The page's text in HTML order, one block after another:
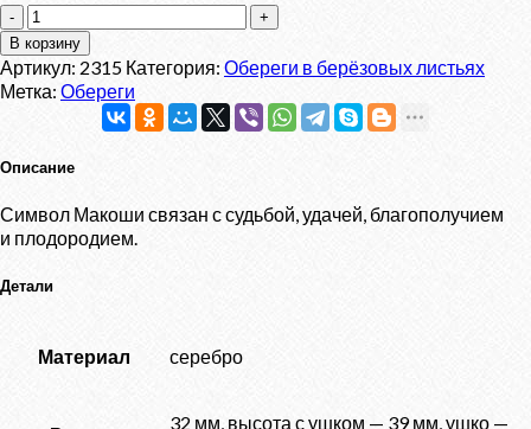
Количество
товара
Оберег
"Символ
Макоши"
В корзину
Артикул: 2315 Категория: Обереги в берёзовых листьях
Метка: Обереги
Описание
Символ Макоши связан с судьбой, удачей, благополучием
и плодородием.
Детали
Материал серебро
32 мм, высота с ушком — 39 мм, ушко —